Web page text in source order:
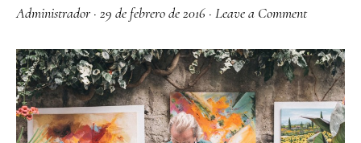
Administrador · 29 de febrero de 2016 · Leave a Comment